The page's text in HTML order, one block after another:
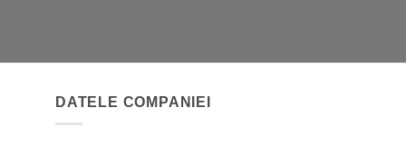
460.00 lei.
DATELE COMPANIEI